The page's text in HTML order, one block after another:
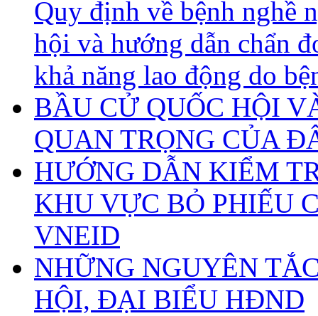
Quy định về bệnh nghề
hội và hướng dẫn chẩn
khả năng lao động do
BẦU CỬ QUỐC HỘI
QUAN TRỌNG CỦA
HƯỚNG DẪN KIỂM
KHU VỰC BỎ PHIẾU
VNEID
NHỮNG NGUYÊN
HỘI, ĐẠI BIỂU HĐND